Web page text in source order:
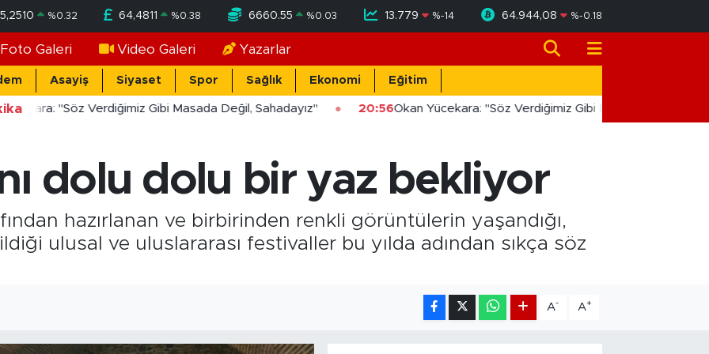
%0.32 64,4811 %0.38 6660.55 %0.03 13.779 %-14 64.944,08 %-0.18
Foto Galeri Video Galeri Yazarlar
Asayiş Siyaset Spor Sağlık Ekonomi Eğitim
"Söz Verdiğimiz Gibi Masada Değil, Sahadayız" 20:56Okan Yücekara: "Söz Verdiğimiz Gibi Masada Değil,
dolu dolu bir yaz bekliyor
hazırlanan ve birbirinden renkli görüntülerin yaşandığı,
ulusal ve uluslararası festivaller bu yılda adından sıkça söz
A- A+